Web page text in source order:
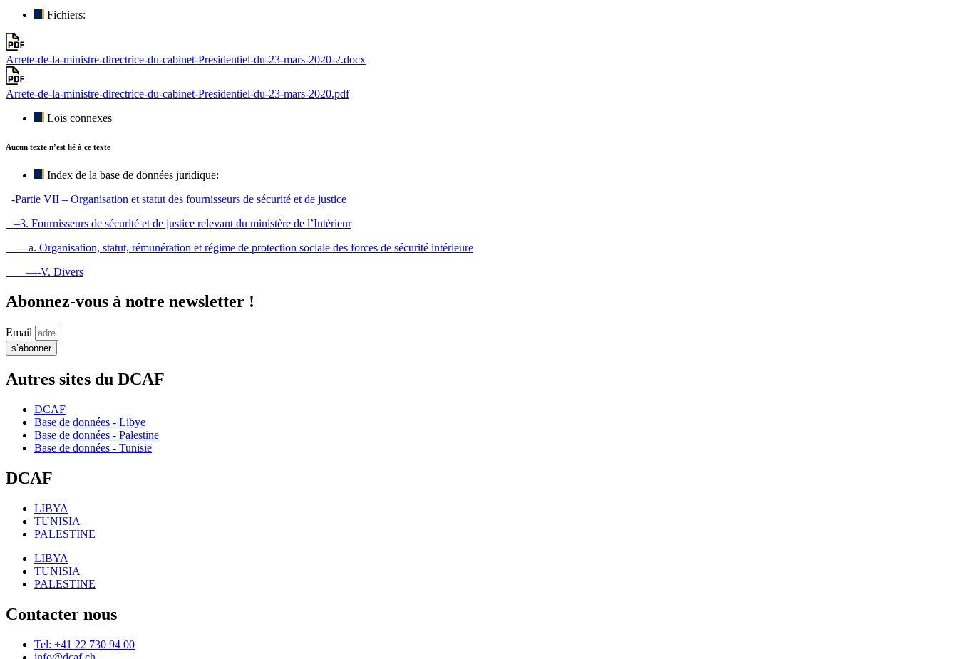
Fichiers:
Arrete-de-la-ministre-directrice-du-cabinet-Presidentiel-du-23-mars-2020-2.docx
Arrete-de-la-ministre-directrice-du-cabinet-Presidentiel-du-23-mars-2020.pdf
Lois connexes
Aucun texte n’est lié à ce texte
Index de la base de données juridique:
-Partie VII – Organisation et statut des fournisseurs de sécurité et de justice
–3. Fournisseurs de sécurité et de justice relevant du ministère de l’Intérieur
—a. Organisation, statut, rémunération et régime de protection sociale des forces de sécurité intérieure
—-V. Divers
Abonnez-vous à notre newsletter !
Email
s’abonner
Autres sites du DCAF
DCAF
Base de données - Libye
Base de données - Palestine
Base de données - Tunisie
DCAF
LIBYA
TUNISIA
PALESTINE
LIBYA
TUNISIA
PALESTINE
Contacter nous
Tel: +41 22 730 94 00